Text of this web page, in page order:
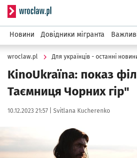
Serwis informacyjny
Новини Довідники мігранта
wroclaw.pl Для українців - останні
KinoUkraїna: показ
Таємниця Чорних гір"
Data publikacji:
10.12.2023 21:57 | Autor:
Svitlana Kucherenko
Kliknij, aby powiększyć